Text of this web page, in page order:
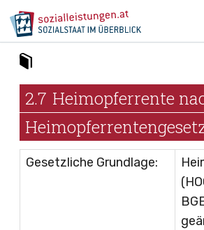
2.7 Heimopferrente
Gesetzliche Grundlage: